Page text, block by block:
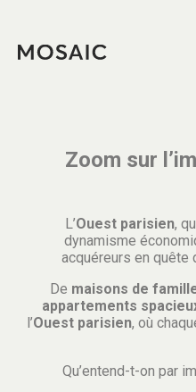
Zoom sur
L’Ouest parisien,
dynamisme
acquéreurs en quête
De maisons de
appartements
l’Ouest parisien, où
Qu’entend-t-on par